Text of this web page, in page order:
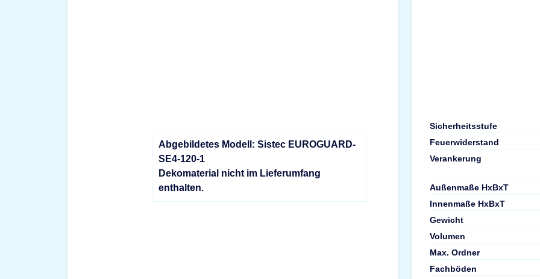
Abgebildetes Modell: Sistec EUROGUARD-
SE4-120-1
Dekomaterial nicht im Lieferumfang
enthalten.
Sicherheitsstufe
Feuerwiderstand
Verankerung
Außenmaße HxBxT
Innenmaße HxBxT
Gewicht
Volumen
Max. Ordner
Fachböden